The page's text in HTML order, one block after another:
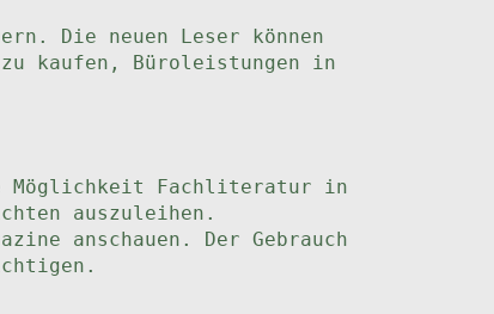
Die neuen Leser können
kaufen, Büroleistungen in
Möglichkeit Fachliteratur in
auszuleihen.
anschauen. Der Gebrauch